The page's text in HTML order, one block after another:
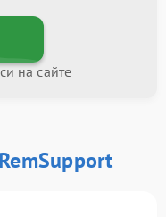
на сайте
RemSupport